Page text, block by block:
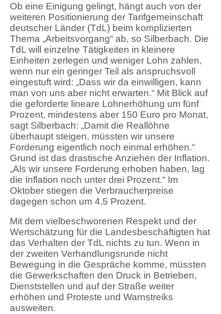
Ob eine Einigung gelingt, hängt auch von der
weiteren Positionierung der Tarifgemeinschaft
deutscher Länder (TdL) beim komplizierten
Thema „Arbeitsvorgang“ ab, so Silberbach. Die
TdL will einzelne Tätigkeiten in kleinere
Einheiten zerlegen und weniger Lohn zahlen,
wenn nur ein geringer Teil als anspruchsvoll
eingestuft wird: „Dass wir da einwilligen, kann
man von uns aber nicht erwarten.“ Mit Blick auf
die geforderte lineare Lohnerhöhung um fünf
Prozent, mindestens aber 150 Euro pro Monat,
sagt Silberbach: „Damit die Reallöhne
überhaupt steigen, müssten wir unsere
Forderung eigentlich noch einmal erhöhen.“
Grund ist das drastische Anziehen der Inflation.
„Als wir unsere Forderung erhoben haben, lag
die Inflation noch unter drei Prozent.“ Im
Oktober stiegen die Verbraucherpreise
dagegen schon um 4,5 Prozent.
Mit dem vielbeschworenen Respekt und der
Wertschätzung für die Landesbeschäftigten hat
das Verhalten der TdL nichts zu tun. Wenn in
der zweiten Verhandlungsrunde nicht
Bewegung in die Gespräche komme, müssten
die Gewerkschaften den Druck in Betrieben,
Dienststellen und auf der Straße weiter
erhöhen und Proteste und Warnstreiks
ausweiten.